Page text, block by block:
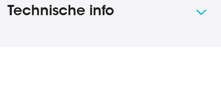
Technische info